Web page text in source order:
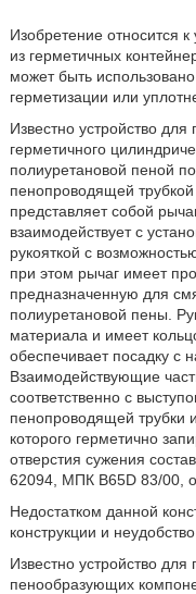
Изобретение относится
из герметичных
может быть
герметизации или
Известно устройство
герметичного
полиуретановой пеной
пенопроводящей
представляет собой
взаимодействует с
рукояткой с
при этом рычаг имеет
предназначенную для
полиуретановой пены.
материала и имеет
обеспечивает посадку с
Взаимодействующие
соответственно с
пенопроводящей трубки
которого герметично
отверстия сужения
62094, МПК B65D 83/00,
Недостатком данной
конструкции и
Известно устройство
пенообразующих